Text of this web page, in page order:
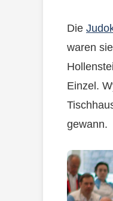
Die
waren
Einzel.
gewann.